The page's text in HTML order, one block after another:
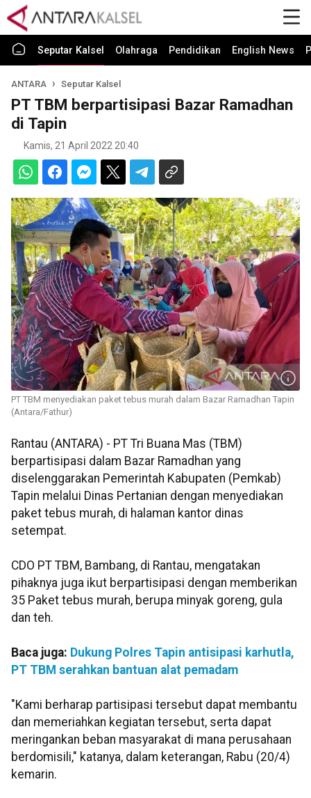
Seputar Kalsel Olahraga Pendidikan English News
ANTARA Seputar Kalsel
PT TBM berpartisipasi Bazar Ramadhan
di Tapin
Kamis, 21 April 2022 20:40
PT TBM menyediakan paket tebus murah dalam Bazar Ramadhan Tapin
(Antara/Fathur)
Rantau (ANTARA) - PT Tri Buana Mas (TBM)
berpartisipasi dalam Bazar Ramadhan yang
diselenggarakan Pemerintah Kabupaten (Pemkab)
Tapin melalui Dinas Pertanian dengan menyediakan
paket tebus murah, di halaman kantor dinas
setempat.
CDO PT TBM, Bambang, di Rantau, mengatakan
pihaknya juga ikut berpartisipasi dengan memberikan
35 Paket tebus murah, berupa minyak goreng, gula
dan teh.
Baca juga: Dukung Polres Tapin antisipasi karhutla,
PT TBM serahkan bantuan alat pemadam
"Kami berharap partisipasi tersebut dapat membantu
dan memeriahkan kegiatan tersebut, serta dapat
meringankan beban masyarakat di mana perusahaan
berdomisili," katanya, dalam keterangan, Rabu (20/4)
kemarin.